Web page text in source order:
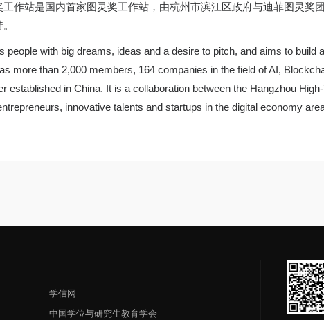
作站是国内首家图灵奖工作站，由杭州市滨江区政府与迪菲图灵奖
with big dreams, ideas and a desire to pitch, and aims to build
more than 2,000 members, 164 companies in the field of AI,
in China. It is a collaboration between the Hangzhou
innovative talents and startups in the digital economy
学信网
中国学位与研究生教育学会